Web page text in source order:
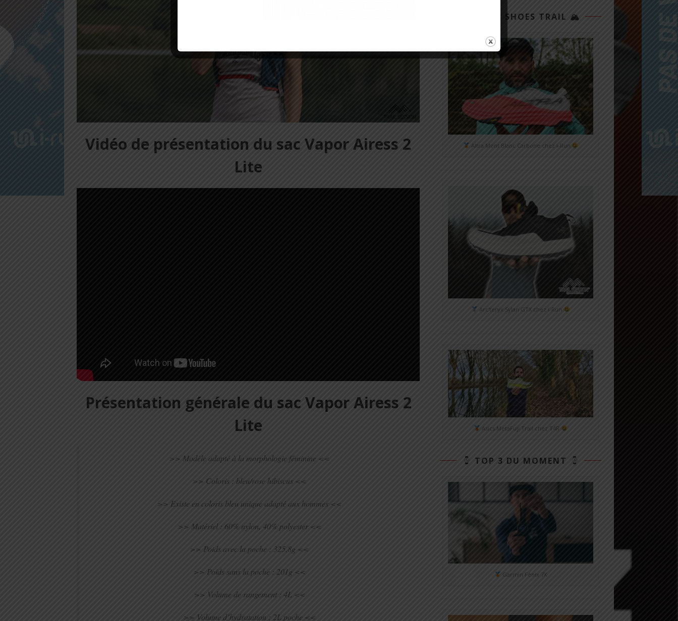
Vidéo de présentation du sac Vapor Airess 2
Lite
Présentation générale du sac Vapor Airess 2
Lite
>> Modèle adapté à la morphologie féminine <<
>> Coloris : bleu/rose hibiscus <<
>> Existe en coloris bleu unique adapté aux hommes <<
>> Matériel : 60% nylon, 40% polyester <<
>> Poids avec la poche : 325,8g <<
>> Poids sans la poche : 201g <<
>> Volume de rangement : 4L <<
>> Volume d’hydratation : 2L poche <<
TOP 3 SHOES TRAIL 🏔
Altra Mont Blanc Carbone chez i-Run
Arc'teryx Sylan GTX chez i-Run
Asics MetaFuji Trail chez T4R
TOP 3 DU MOMENT
Garmin Fénix 7X